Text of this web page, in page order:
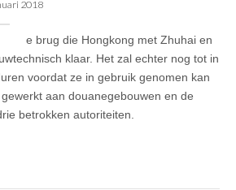
2018
e brug die Hongkong met Zhuhai en
klaar. Het zal echter nog tot in
voordat ze in gebruik genomen kan
aan douanegebouwen en de
betrokken autoriteiten.